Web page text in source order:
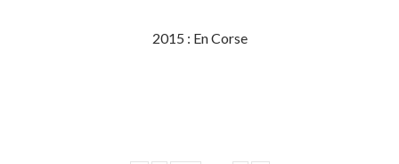
2015 : En Corse